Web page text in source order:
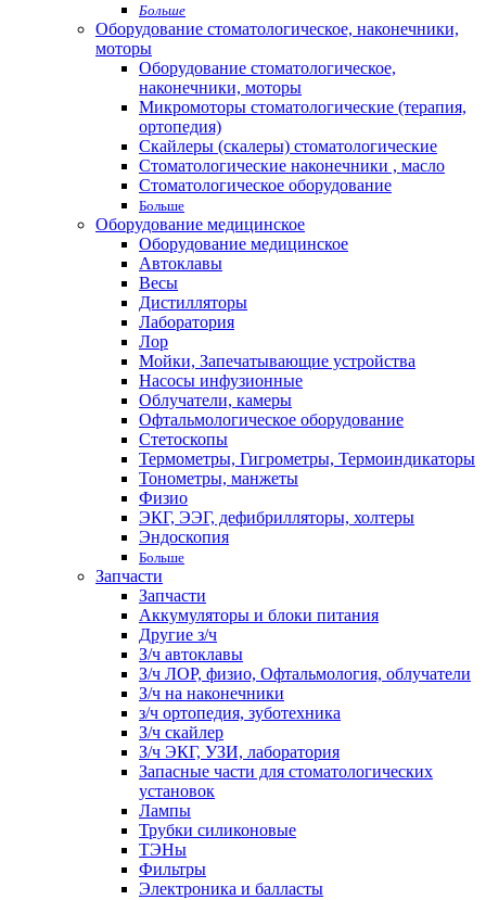
Больше
Оборудование стоматологическое, наконечники,
моторы
Оборудование стоматологическое,
наконечники, моторы
Микромоторы стоматологические (терапия,
ортопедия)
Скайлеры (скалеры) стоматологические
Стоматологические наконечники , масло
Стоматологическое оборудование
Больше
Оборудование медицинское
Оборудование медицинское
Автоклавы
Весы
Дистилляторы
Лаборатория
Лор
Мойки, Запечатывающие устройства
Насосы инфузионные
Облучатели, камеры
Офтальмологическое оборудование
Стетоскопы
Термометры, Гигрометры, Термоиндикаторы
Тонометры, манжеты
Физио
ЭКГ, ЭЭГ, дефибрилляторы, холтеры
Эндоскопия
Больше
Запчасти
Запчасти
Аккумуляторы и блоки питания
Другие з/ч
З/ч автоклавы
З/ч ЛОР, физио, Офтальмология, облучатели
З/ч на наконечники
з/ч ортопедия, зуботехника
З/ч скайлер
З/ч ЭКГ, УЗИ, лаборатория
Запасные части для стоматологических
установок
Лампы
Трубки силиконовые
ТЭНы
Фильтры
Электроника и балласты